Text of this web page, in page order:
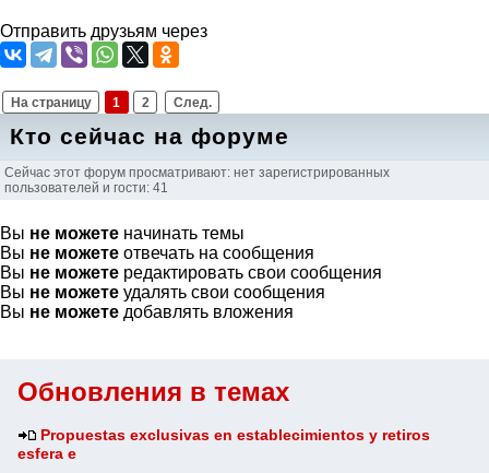
Обновления в темах
Propuestas exclusivas en establecimientos y retiros
esfera e
Отправить друзьям через
На страницу 1 2 След.
Кто сейчас на форуме
Сейчас этот форум просматривают: нет зарегистрированных
пользователей и гости: 41
Вы не можете начинать темы
Вы не можете отвечать на сообщения
Вы не можете редактировать свои сообщения
Вы не можете удалять свои сообщения
Вы не можете добавлять вложения